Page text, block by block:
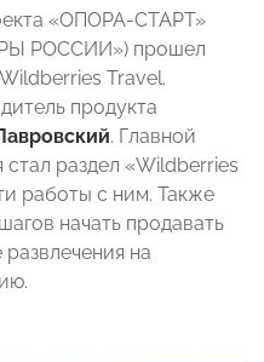
«ОПОРА-СТАРТ»
РОССИИ») прошел
Travel.
продукта
. Главной
раздел «Wildberries
работы с ним. Также
начать продавать
на